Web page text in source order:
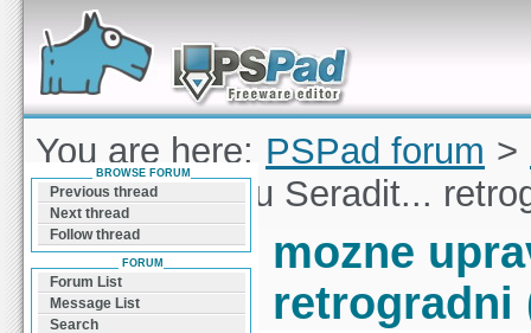
Forum can help you solve problems and quickly
find a solution with PSPad for Microsoft
Windows
You are here: PSPad forum >
upravy dialogu Seradit...
mozne
retrogradni
BROWSE FORUM
Previous thread
Next thread
Follow thread
FORUM
Forum List
Message List
Search